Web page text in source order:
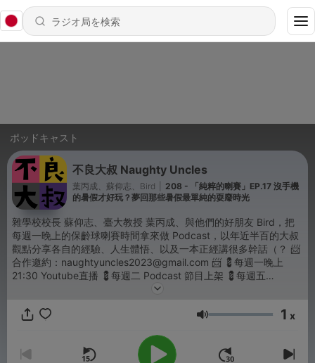
ポッドキャスト
不良大叔 Naughty Uncles
葉丙成、蘇仰志、Bird
208 - 「純粹的喇賽」EP.17 沒手機
的暑假才好玩？夢回那些暑假最單純的耍廢時光
雜學校校長 蘇仰志、臺大教授 葉丙成、與他們的好朋友 Bird，把
每週一晚上的保齡球喇賽時間拿來做 Podcast，以年近半百的大叔
觀點分享各自的經驗、人生體悟、以及一本正經講很多幹話（？ 📨
合作邀約：naughtyuncles2023@gmail.com 📨 💈每週一晚上
21:30 Youtube直播 💈每週二 Podcast 節目上架 💈每週五
音量 1 x